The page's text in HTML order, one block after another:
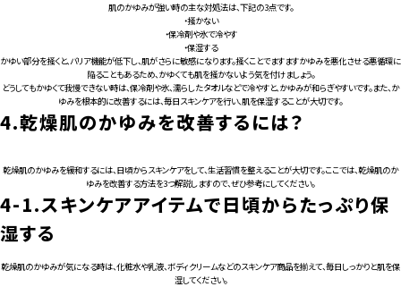
肌のかゆみが強い時の主な対処法は、下記の3点です。
・掻かない
・保冷剤や氷で冷やす
・保湿する
かゆい部分を掻くと、バリア機能が低下し、肌がさらに敏感になります。掻くことでますますかゆみを悪化させる悪循環に
陥ることもあるため、かゆくても肌を掻かないよう気を付けましょう。
どうしてもかゆくて我慢できない時は、保冷剤や氷、濡らしたタオルなどで冷やすと、かゆみが和らぎやすいです。また、か
ゆみを根本的に改善するには、毎日スキンケアを行い、肌を保湿することが大切です。
4.乾燥肌のかゆみを改善するには？
乾燥肌のかゆみを緩和するには、日頃からスキンケアをして、生活習慣を整えることが大切です。ここでは、乾燥肌のか
ゆみを改善する方法を3つ解説しますので、ぜひ参考にしてください。
4-1.スキンケアアイテムで日頃からたっぷり保
湿する
乾燥肌のかゆみが気になる時は、化粧水や乳液、ボディクリームなどのスキンケア商品を揃えて、毎日しっかりと肌を保
湿してください。